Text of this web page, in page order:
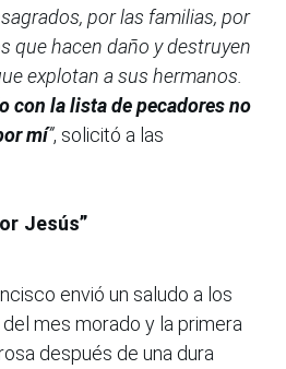
por las familias, por
que hacen daño y destruyen
explotan a sus hermanos.
con la lista de pecadores no
mí”, solicitó a las
Jesús”
envió un saludo a los
mes morado y la primera
después de una dura